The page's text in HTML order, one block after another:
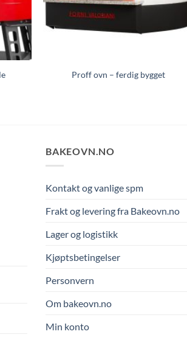
Proff ovn – ferdig bygget
BAKEOVN.NO
Kontakt og vanlige spm
Frakt og levering fra Bakeovn.no
Lager og logistikk
Kjøptsbetingelser
Personvern
Om bakeovn.no
Min konto